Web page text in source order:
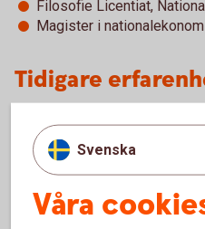
Filosofie Licentiat,
Magister i
Tidigare
Chefekonom och
samt tillförordnad
Riksgälden
Head of Group Funding,
Avdelningschef,
Sveriges Riksbank
Svenska
Våra